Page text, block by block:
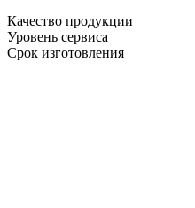
Качество продукции
Уровень сервиса
Срок изготовления